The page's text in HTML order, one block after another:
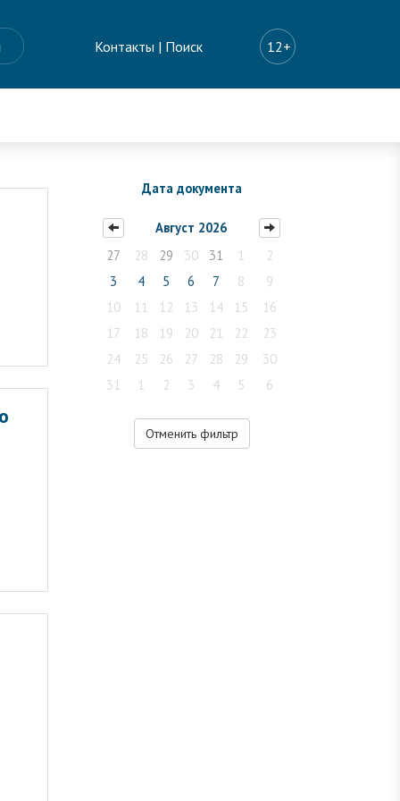
Контакты | Поиск 12+
Дата документа
Август 2026
27
28 29 30 31 1
2
3
4 5 6 7 8
9
10
11 12 13 14 15
16
17
18 19 20 21 22
23
24
25 26 27 28 29
30
31
1 2 3 4 5 6
Отменить фильтр